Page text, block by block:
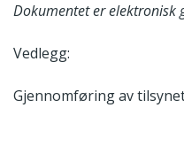
Dokumentet er elektronisk
Vedlegg:
Gjennomføring av